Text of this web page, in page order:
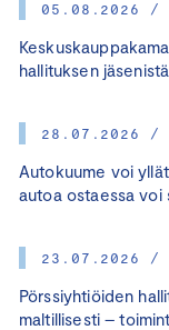
05.08.2026 /
hallituksen
28.07.2026 /
Autokuume voi
autoa ostaessa voi
23.07.2026 /
Pörssiyhtiöiden
maltillisesti –